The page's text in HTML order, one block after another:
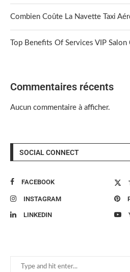
Combien Coûte La Navette Taxi
Top Benefits Of Services VIP
Commentaires récents
Aucun commentaire à afficher.
SOCIAL CONNECT
FACEBOOK
INSTAGRAM
LINKEDIN